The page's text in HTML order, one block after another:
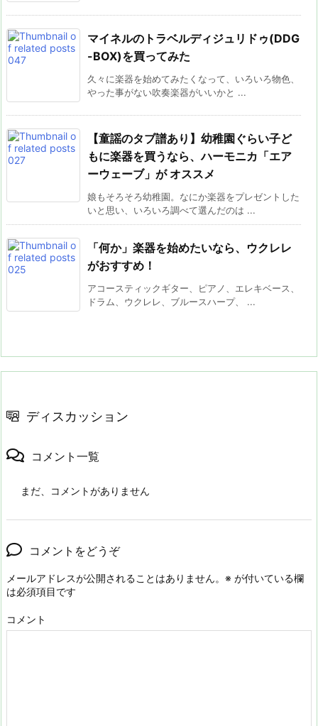
マイネルのトラベルディジュリドゥ(DDG
-BOX)を買ってみた
久々に楽器を始めてみたくなって、いろいろ物色、
やった事がない吹奏楽器がいいかと ...
【童謡のタブ譜あり】幼稚園ぐらい子ど
もに楽器を買うなら、ハーモニカ「エア
ーウェーブ」が オススメ
娘もそろそろ幼稚園。なにか楽器をプレゼントした
いと思い、いろいろ調べて選んだのは ...
「何か」楽器を始めたいなら、ウクレレ
がおすすめ！
アコースティックギター、ピアノ、エレキベース、
ドラム、ウクレレ、ブルースハープ、 ...
ディスカッション
コメント一覧
まだ、コメントがありません
コメントをどうぞ
メールアドレスが公開されることはありません。 ※ が付いている欄
は必須項目です
コメント